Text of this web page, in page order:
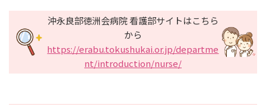
沖永良部徳洲会病院 看護部サイトはこちら
から
https://erabu.tokushukai.or.jp/departme
nt/introduction/nurse/